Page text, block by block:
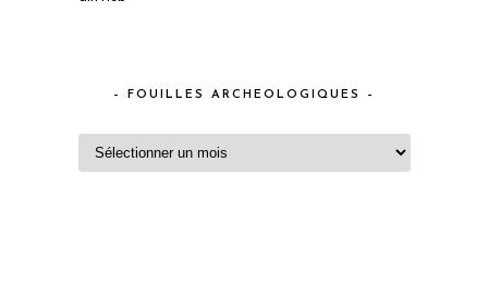
– FOUILLES ARCHEOLOGIQUES –